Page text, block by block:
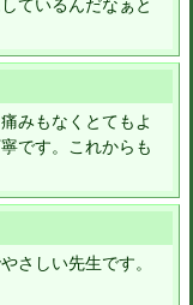
ているんだなぁと
みもなくとてもよ
です。これからも
さしい先生です。